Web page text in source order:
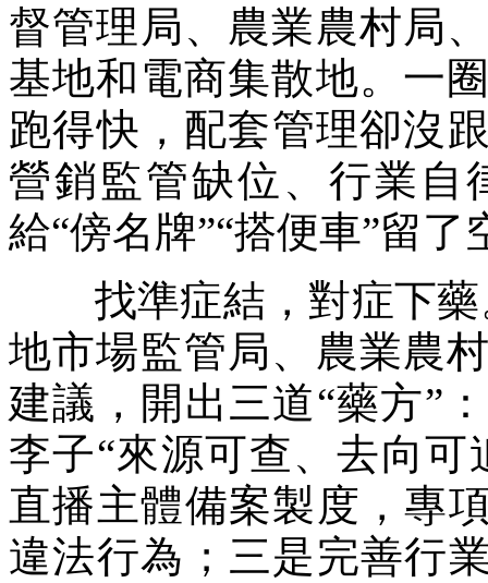
督管理局、農業農村局
基地和電商集散地。一
跑得快，配套管理卻沒
營銷監管缺位、行業自
給“傍名牌”“搭便車”留了
找準症結，對症下藥
地市場監管局、農業農
建議，開出三道“藥方”
李子“來源可查、去向
直播主體備案製度，專
違法行為；三是完善行